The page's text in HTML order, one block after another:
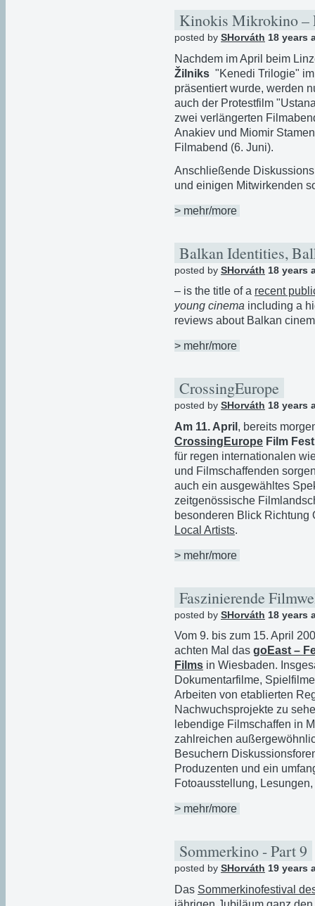
Kinokis Mikrokino –
posted by SHorváth 18 years
Nachdem im April beim
Žilniks "Kenedi Trilogie"
präsentiert wurde, werden
auch der Protestfilm
zwei verlängerten
Anakiev und Miomir
Filmabend (6. Juni).
Anschließende
und einigen Mitwirkenden
> mehr/more
Balkan Identities,
posted by SHorváth 18 years
– is the title of a recent
young cinema including a
reviews about Balkan
> mehr/more
CrossingEurope
posted by SHorváth 18 years
Am 11. April , bereits
CrossingEurope Film
für regen internationalen
und Filmschaffenden
auch ein ausgewähltes
zeitgenössische
besonderen Blick Richtung
Local Artists.
> mehr/more
Faszinierende
posted by SHorváth 18 years
Vom 9. bis zum 15. April
achten Mal das goEast –
Films in Wiesbaden.
Dokumentarfilme,
Arbeiten von etablierten
Nachwuchsprojekte zu
lebendige Filmschaffen in
zahlreichen
Besuchern
Produzenten und ein
Fotoausstellung,
> mehr/more
Sommerkino - Part 9
posted by SHorváth 19 years
Das Sommerkinofestival